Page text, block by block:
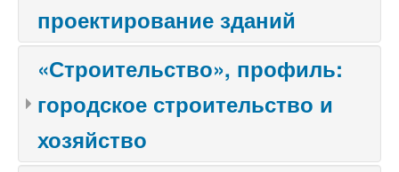
проектирование зданий
«Строительство», профиль:
городское строительство и
хозяйство